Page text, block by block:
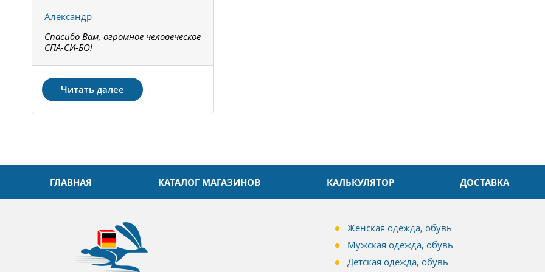
Александр
Спасибо Вам, огромное человеческое
СПА-СИ-БО!
Читать далее
ГЛАВНАЯ КАТАЛОГ МАГАЗИНОВ КАЛЬКУЛЯТОР ДОСТАВКА
Женская одежда, обувь
Мужская одежда, обувь
Детская одежда, обувь